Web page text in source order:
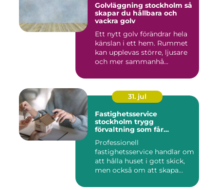
Golvläggning stockholm så
skapar du hållbara och
vackra golv
Ett nytt golv förändrar hela
känslan i ett hem. Rummet
kan upplevas större, ljusare
och mer sammanhå...
31. jul
Fastighetsservice
stockholm trygg
förvaltning som får
Professionell
fastighetsservice handlar om
att hålla huset i gott skick,
men också om att skapa